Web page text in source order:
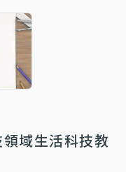
域生活科技教